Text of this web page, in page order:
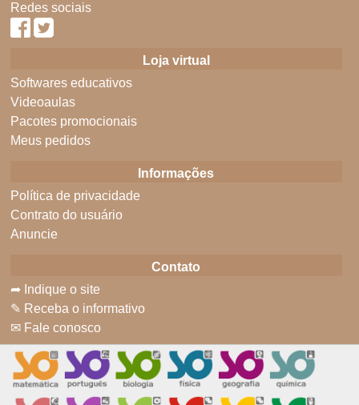
Redes sociais
Loja virtual
Softwares educativos
Videoaulas
Pacotes promocionais
Meus pedidos
Informações
Política de privacidade
Contrato do usuário
Anuncie
Contato
➦ Indique o site
✎ Receba o informativo
✉ Fale conosco